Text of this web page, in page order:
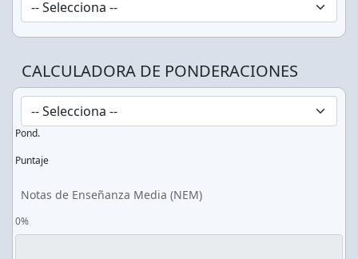
CALCULADORA DE PONDERACIONES
Pond.
Puntaje
Notas de Enseñanza Media (NEM)
0%